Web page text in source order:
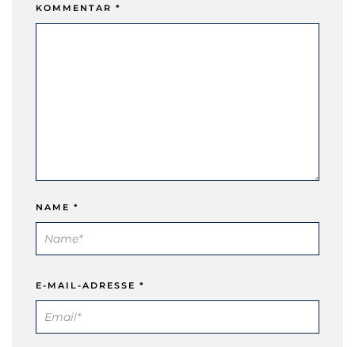
KOMMENTAR *
NAME *
E-MAIL-ADRESSE *